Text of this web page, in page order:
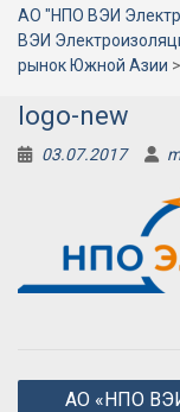
АО "НПО ВЭИ
ВЭИ
рынок Южной Азии >
logo-new
03.07.2017
Навигация
АО «НПО